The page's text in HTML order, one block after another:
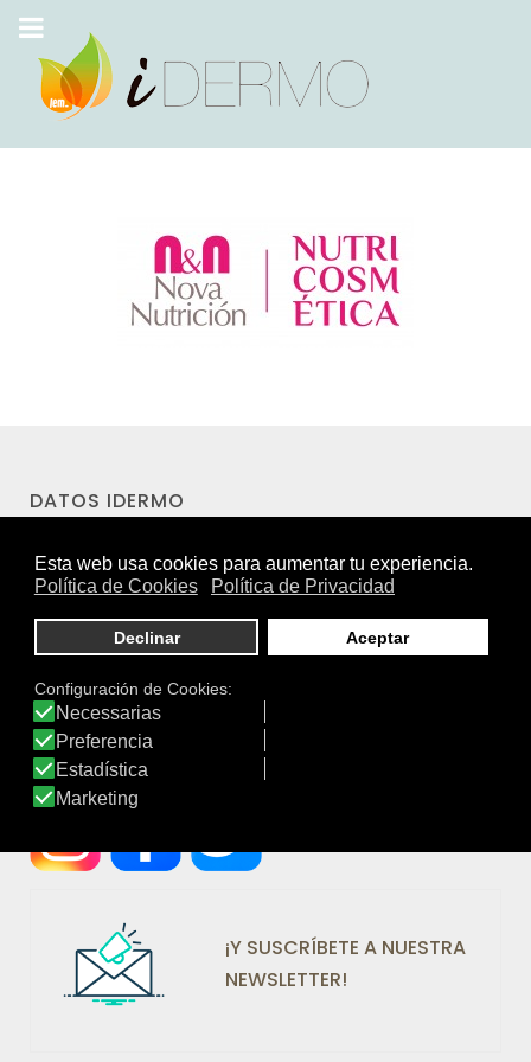
DATOS IDERMO
Productos visitados: 55.924.237
Laboratorios: 109
Marcas: 413
Valoraciones: 16.978
¡SÍGUENOS EN REDES!
¡Y SUSCRÍBETE A NUESTRA
NEWSLETTER!